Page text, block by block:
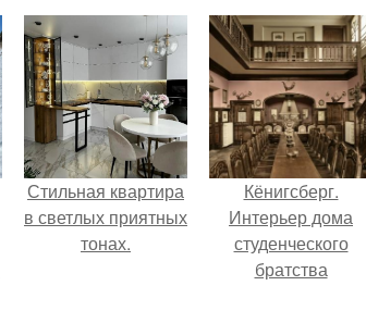
Стильная квартира
в светлых приятных
тонах.
Кёнигсберг.
Интерьер дома
студенческого
братства